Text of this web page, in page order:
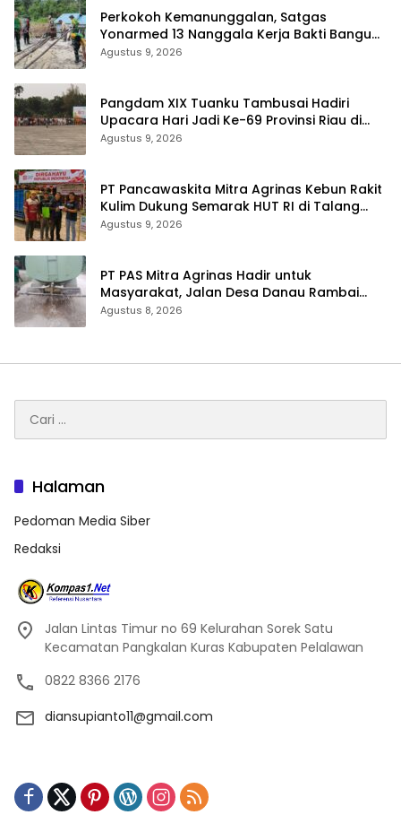
Perkokoh Kemanunggalan, Satgas
Yonarmed 13 Nanggala Kerja Bakti Bangun
Masjid Al-Hikmah di Kapuas Hulu
Agustus 9, 2026
Pangdam XIX Tuanku Tambusai Hadiri
Upacara Hari Jadi Ke-69 Provinsi Riau di
Pekanbaru
Agustus 9, 2026
‎PT Pancawaskita Mitra Agrinas Kebun Rakit
Kulim Dukung Semarak HUT RI di Talang
Perigi
Agustus 9, 2026
‎PT PAS Mitra Agrinas Hadir untuk
Masyarakat, Jalan Desa Danau Rambai
Dirawat dan Disiram
Agustus 8, 2026
untuk:
Halaman
Pedoman Media Siber
Redaksi
Jalan Lintas Timur no 69 Kelurahan Sorek Satu
Kecamatan Pangkalan Kuras Kabupaten Pelalawan
0822 8366 2176
diansupianto11@gmail.com